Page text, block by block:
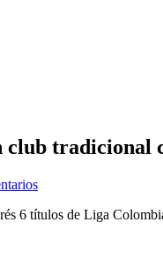
tradicional
6 títulos de Liga